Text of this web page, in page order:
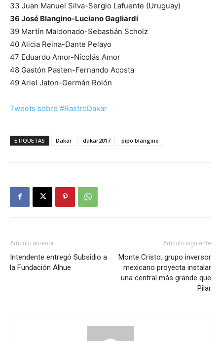
33 Juan Manuel Silva-Sergio Lafuente (Uruguay)
36 José Blangino-Luciano Gagliardi
39 Martín Maldonado-Sebastián Scholz
40 Alicia Reina-Dante Pelayo
47 Eduardo Amor-Nicolás Amor
48 Gastón Pasten-Fernando Acosta
49 Ariel Jaton-Germán Rolón
Tweets sobre #RastroDakar
ETIQUETAS Dakar dakar2017 pipo blangino
Artículo anterior
Intendente entregó Subsidio a
la Fundación Alhue
Artículo siguiente
Monte Cristo: grupo inversor
mexicano proyecta instalar
una central más grande que
Pilar